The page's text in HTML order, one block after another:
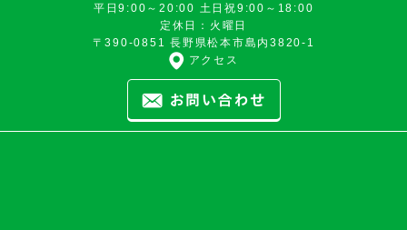
平日9:00～20:00 土日祝9:00～18:00
定休日：火曜日
〒390-0851 長野県松本市島内3820-1
アクセス